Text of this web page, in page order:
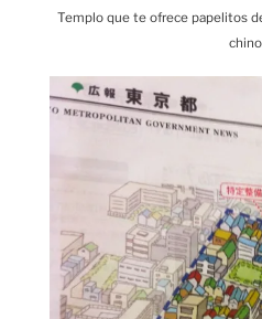
Templo que te ofrece papelitos